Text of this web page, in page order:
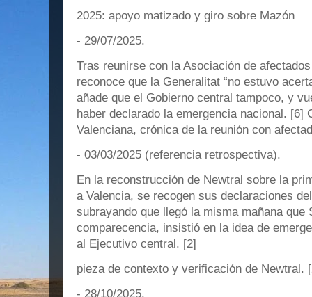
2025: apoyo matizado y giro sobre Mazón
- 29/07/2025.
Tras reunirse con la Asociación de
reconoce que la Generalitat “no estuvo
añade que el Gobierno central tampoco, y
haber declarado la emergencia nacional. [6]
Valenciana, crónica de la reunión con
- 03/03/2025 (referencia retrospectiva).
En la reconstrucción de Newtral sobre la
a Valencia, se recogen sus declaraciones
subrayando que llegó la misma mañana que
comparecencia, insistió en la idea de
al Ejecutivo central. [2]
pieza de contexto y verificación de Newtral.
- 28/10/2025.